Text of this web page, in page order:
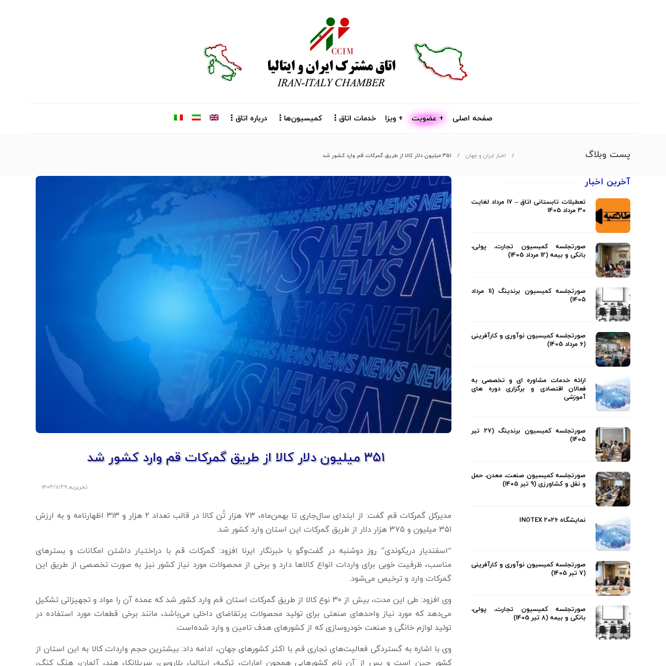
صفحه اصلی + عضویت + ویزا خدمات اتاق کمیسیون‌ها درباره اتاق
پست وبلاگ اخبار ایران و جهان ۳۵۱ میلیون دلار کالا از طریق گمرکات قم وارد کشور شد
۳۵۱ میلیون دلار کالا از طریق گمرکات قم وارد کشور شد
تحریریه,۱۴۰۳/۱۱/۲۹
مدیرکل گمرکات قم گفت: از ابتدای سال‌جاری تا بهمن‌ماه، ۷۳ هزار تُن کالا در قالب تعداد ۲ هزار و ۳۱۳ اظهارنامه و به ارزش
۳۵۱ میلیون و ۳۷۵ هزار دلار از طریق گمرکات این استان وارد کشور شد.
“اسفندیار دریکوندی” روز دوشنبه در گفت‌وگو با خبرنگار ایرنا افزود: گمرکات قم با دراختیار داشتن امکانات و بسترهای
مناسب، ظرفیت خوبی برای واردات انواع کالاها دارد و برخی از محصولات مورد نیاز کشور نیز به صورت تخصصی از طریق این
گمرکات وارد و ترخیص می‌شود.
وی افزود: طی این مدت، بیش از ۳۰ نوع کالا از طریق گمرکات استان قم وارد کشور شد که عمده آن را مواد و تجهیزاتی تشکیل
می‌دهد که مورد نیاز واحدهای صنعتی برای تولید محصولات پرتقاضای داخلی می‌باشد، مانند برخی قطعات مورد استفاده در
تولید لوازم خانگی و صنعت خودروسازی که از کشورهای هدف تامین و وارد شده‌است.
وی با اشاره به گستردگی فعالیت‌های تجاری قم با اکثر کشورهای جهان، ادامه داد: بیشترین حجم واردات کالا به این استان از
کشور چین است و پس از آن نام کشورهایی همچون امارات، ترکیه، ایتالیا، بلاروس، سریلانکا، هند، آلمان، هنگ کنگ،
آخرین اخبار
تعطیلات تابستانی اتاق – 17 مرداد لغایت
30 مرداد 1405
صورتجلسه کمیسیون تجارت، پولی،
بانکی و بیمه (12 مرداد 1405)
صورتجلسه کمیسیون برندینگ (11 مرداد
1405)
صورتجلسه کمیسیون نوآوری و کارآفرینی
(6 مرداد 1405)
ارائه خدمات مشاوره ای و تخصصی به
فعالان اقتصادی و برگزاری دوره های
آموزشی
صورتجلسه کمیسیون برندینگ (27 تیر
1405)
صورتجلسه کمیسیون صنعت، معدن، حمل
و نقل و کشاورزی (9 تیر 1405)
نمایشگاه INOTEX 2026
صورتجلسه کمیسیون نوآوری و کارآفرینی
(7 تیر 1405)
صورتجلسه کمیسیون تجارت، پولی،
بانکی و بیمه (8 تیر 1405)